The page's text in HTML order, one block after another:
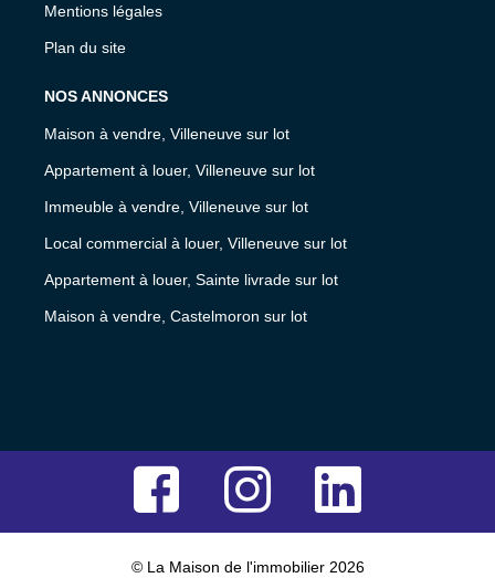
Mentions légales
Plan du site
NOS ANNONCES
Maison à vendre, Villeneuve sur lot
Appartement à louer, Villeneuve sur lot
Immeuble à vendre, Villeneuve sur lot
Local commercial à louer, Villeneuve sur lot
Appartement à louer, Sainte livrade sur lot
Maison à vendre, Castelmoron sur lot
© La Maison de l'immobilier 2026